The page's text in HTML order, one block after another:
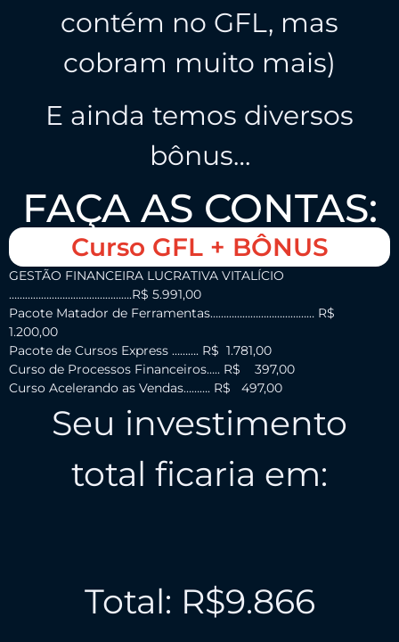
contém no GFL, mas
cobram muito mais)
E ainda temos diversos
bônus…
FAÇA AS CONTAS:
Curso GFL + BÔNUS
GESTÃO FINANCEIRA LUCRATIVA VITALÍCIO
……………………………………….R$ 5.991,00
Pacote Matador de Ferramentas………………………………… R$
1.200,00
Pacote de Cursos Express ………. R$ 1.781,00
Curso de Processos Financeiros….. R$ 397,00
Curso Acelerando as Vendas………. R$ 497,00
Seu investimento
total ficaria em:
Total: R$9.866